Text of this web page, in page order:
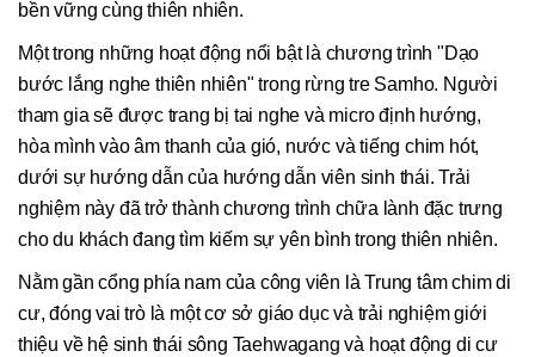
bền vững cùng thiên nhiên.
Một trong những hoạt động nổi bật là chương trình "Dạo
bước lắng nghe thiên nhiên" trong rừng tre Samho. Người
tham gia sẽ được trang bị tai nghe và micro định hướng,
hòa mình vào âm thanh của gió, nước và tiếng chim hót,
dưới sự hướng dẫn của hướng dẫn viên sinh thái. Trải
nghiệm này đã trở thành chương trình chữa lành đặc trưng
cho du khách đang tìm kiếm sự yên bình trong thiên nhiên.
Nằm gần cổng phía nam của công viên là Trung tâm chim di
cư, đóng vai trò là một cơ sở giáo dục và trải nghiệm giới
thiệu về hệ sinh thái sông Taehwagang và hoạt động di cư